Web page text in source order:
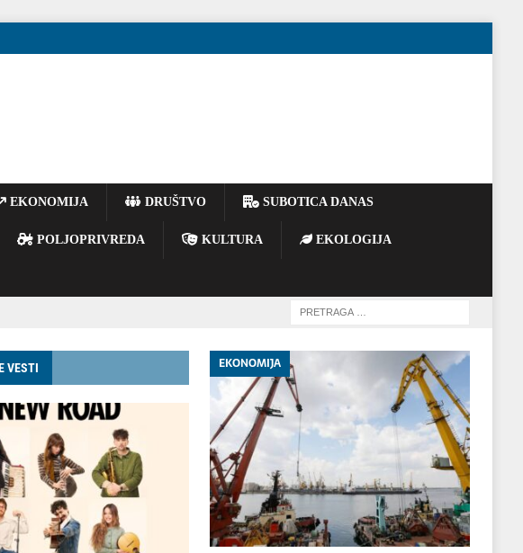
EKONOMIJA DRUŠTVO SUBOTICA DANAS
POLJOPRIVREDA KULTURA EKOLOGIJA
VESTI EKONOMIJA